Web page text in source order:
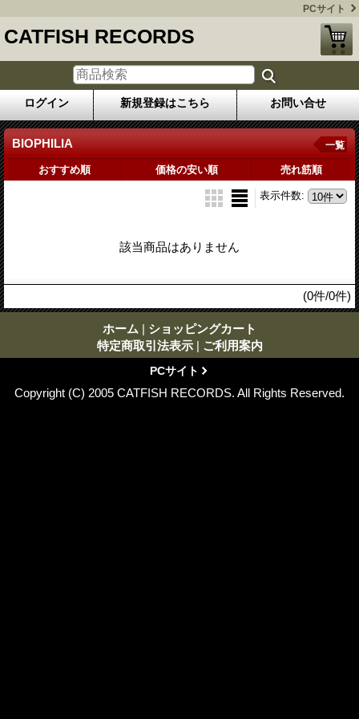
PCサイト
CATFISH RECORDS
ログイン 新規登録はこちら お問い合せ
BIOPHILIA 一覧
おすすめ順 価格の安い順 売れ筋順
表示件数:
該当商品はありません
(0件/0件)
ホーム | ショッピングカート
特定商取引法表示 | ご利用案内
PCサイト
Copyright (C) 2005 CATFISH RECORDS. All Rights Reserved.